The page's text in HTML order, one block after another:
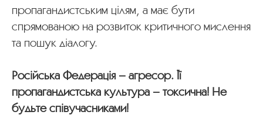
пропагандистським цілям, а має бути
спрямованою на розвиток критичного мислення
та пошук діалогу.
Російська Федерація – агресор. Її
пропагандистська культура – токсична! Не
будьте співучасниками!